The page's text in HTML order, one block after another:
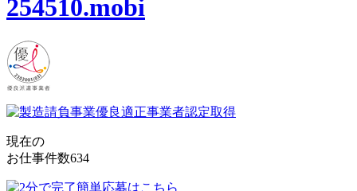
現在の
お仕事件数634